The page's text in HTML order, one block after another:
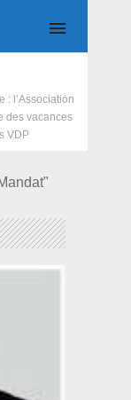
les